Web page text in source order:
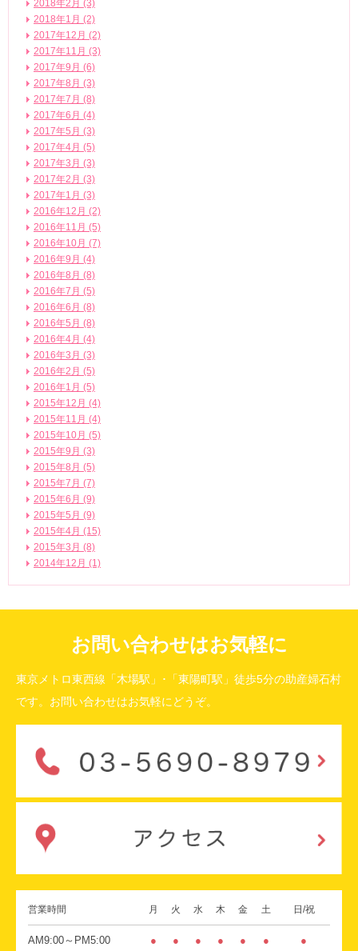
2018年2月 (3)
2018年1月 (2)
2017年12月 (2)
2017年11月 (3)
2017年9月 (6)
2017年8月 (3)
2017年7月 (8)
2017年6月 (4)
2017年5月 (3)
2017年4月 (5)
2017年3月 (3)
2017年2月 (3)
2017年1月 (3)
2016年12月 (2)
2016年11月 (5)
2016年10月 (7)
2016年9月 (4)
2016年8月 (8)
2016年7月 (5)
2016年6月 (8)
2016年5月 (8)
2016年4月 (4)
2016年3月 (3)
2016年2月 (5)
2016年1月 (5)
2015年12月 (4)
2015年11月 (4)
2015年10月 (5)
2015年9月 (3)
2015年8月 (5)
2015年7月 (7)
2015年6月 (9)
2015年5月 (9)
2015年4月 (15)
2015年3月 (8)
2014年12月 (1)
お問い合わせはお気軽に
東京メトロ東西線「木場駅」･「東陽町駅」徒歩5分の助産婦石村
です。お問い合わせはお気軽にどうぞ。
営業時間 月 火 水 木 金 土 日/祝
AM9:00～PM5:00 ● ● ● ● ● ● ●